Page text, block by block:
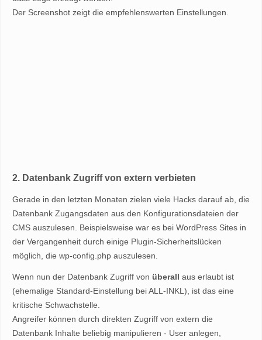
Der Screenshot zeigt die empfehlenswerten Einstellungen.
2. Datenbank Zugriff von extern verbieten
Gerade in den letzten Monaten zielen viele Hacks darauf ab, die
Datenbank Zugangsdaten aus den Konfigurationsdateien der
CMS auszulesen. Beispielsweise war es bei WordPress Sites in
der Vergangenheit durch einige Plugin-Sicherheitslücken
möglich, die wp-config.php auszulesen.
Wenn nun der Datenbank Zugriff von überall aus erlaubt ist
(ehemalige Standard-Einstellung bei ALL-INKL), ist das eine
kritische Schwachstelle.
Angreifer können durch direkten Zugriff von extern die
Datenbank Inhalte beliebig manipulieren - User anlegen,